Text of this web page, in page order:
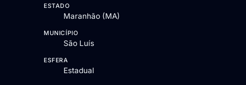
ESTADO
Maranhão (MA)
MUNICÍPIO
São Luís
ESFERA
Estadual